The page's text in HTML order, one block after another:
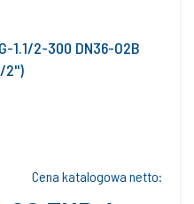
1.1/2-300 DN36-O2B
2'')
Cena katalogowa netto: